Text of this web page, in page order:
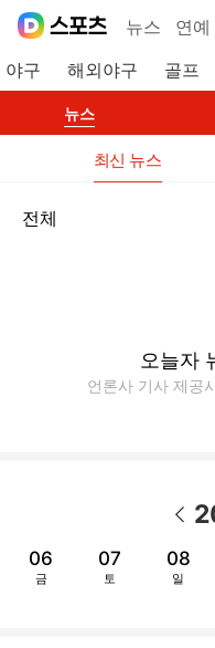
뉴스 연예
야구 해외야구 골프
뉴스
최신 뉴스
전체
오늘자
언론사 기사 제공
06
금
07
토
08
일